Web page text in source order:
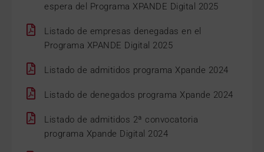
espera del Programa XPANDE Digital 2025
Listado de empresas denegadas en el
Programa XPANDE Digital 2025
Listado de admitidos programa Xpande 2024
Listado de denegados programa Xpande 2024
Listado de admitidos 2ª convocatoria
programa Xpande Digital 2024